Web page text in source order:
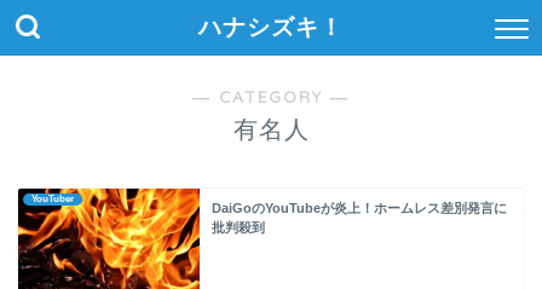
ハナシズキ！
― CATEGORY ―
有名人
YouTuber
DaiGoのYouTubeが炎上！ホームレス差別発言に
批判殺到